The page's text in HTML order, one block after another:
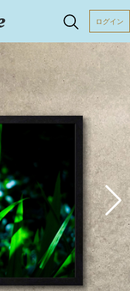
ログイン